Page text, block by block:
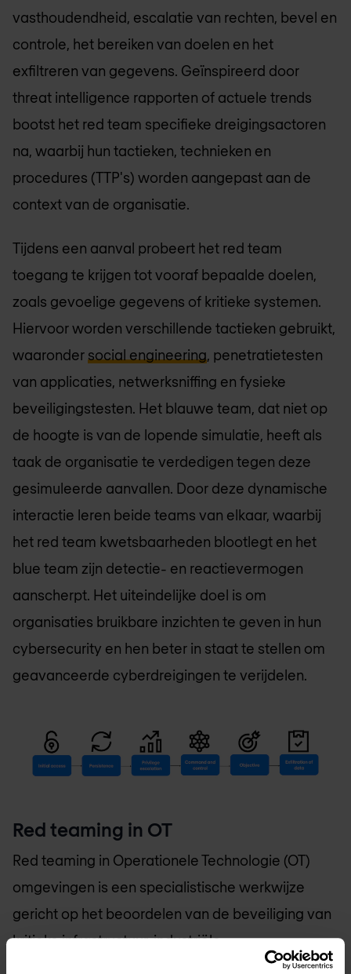
vasthoudendheid, escalatie van rechten, bevel en
controle, het bereiken van doelen en het
exfiltreren van gegevens. Geïnspireerd door
threat intelligence rapporten of actuele trends
bootst het red team specifieke dreigingsactoren
na, waarbij hun tactieken, technieken en
procedures (TTP's) worden aangepast aan de
context van de organisatie.
Tijdens een aanval probeert het red team
toegang te krijgen tot vooraf bepaalde doelen,
zoals gevoelige gegevens of kritieke systemen.
Hiervoor worden verschillende tactieken gebruikt,
waaronder social engineering, penetratietesten
van applicaties, netwerksniffing en fysieke
beveiligingstesten. Het blauwe team, dat niet op
de hoogte is van de lopende simulatie, heeft als
taak de organisatie te verdedigen tegen deze
gesimuleerde aanvallen. Door deze dynamische
interactie leren beide teams van elkaar, waarbij
het red team kwetsbaarheden blootlegt en het
blue team zijn detectie- en reactievermogen
aanscherpt. Het uiteindelijke doel is om
organisaties bruikbare inzichten te geven in hun
cybersecurity en hen beter in staat te stellen om
geavanceerde cyberdreigingen te verijdelen.
Red teaming in OT
Red teaming in Operationele Technologie (OT)
omgevingen is een specialistische werkwijze
gericht op het beoordelen van de beveiliging van
kritieke infrastructuur, industriële
besturingssystemen (ICS) en andere OT-